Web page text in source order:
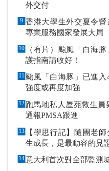
外交付
9 香港大學生外交夏令
專業服務國家發展大局
10
（有片）颱風「白海
護指南請收好！
11 颱風「白海豚」已進
強度或再度加強
12 跑馬地私人屋苑救生員
通報PMSA跟進
13
【學思行記】隨團老
生成長，是最動容的見
14意大利首次對全部監測